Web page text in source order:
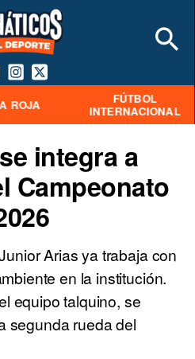
ROJA
FÚTBOL
INTERNACIONAL
integra a
Campeonato
Arias ya trabaja con
en la institución.
equipo talquino, se
segunda rueda del